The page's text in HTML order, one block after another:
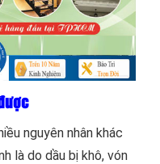
nguyên nhân khác
là do dầu bị khô, vón